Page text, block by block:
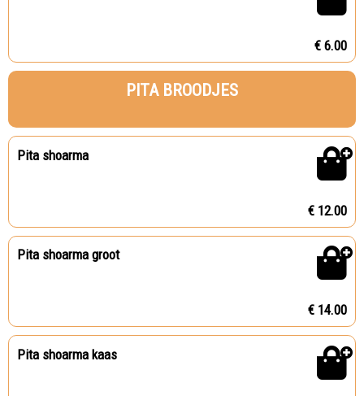
€ 6.00
PITA BROODJES
Pita shoarma
€ 12.00
Pita shoarma groot
€ 14.00
Pita shoarma kaas